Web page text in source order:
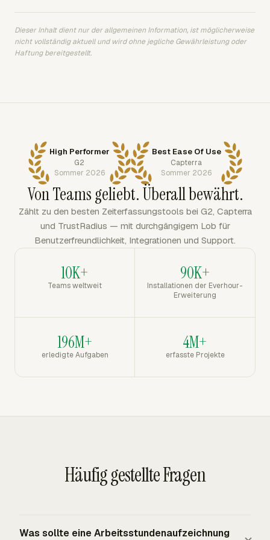
Dieser Inhalt dient nur der allgemeinen Information, ist möglicherweise
nicht vollständig aktuell und wird ohne jegliche Gewährleistung oder
Haftung bereitgestellt.
High Performer
G2
Sommer 2026
Best Ease Of Use
Capterra
Sommer 2026
Von Teams geliebt. Überall bewährt.
Zählt zu den besten Zeiterfassungstools bei G2, Capterra
und TrustRadius — mit durchgängigem Lob für
Benutzerfreundlichkeit, Integrationen und Support.
10K+
Teams weltweit
90K+
Installationen der Everhour-
Erweiterung
196M+
erledigte Aufgaben
4M+
erfasste Projekte
Häufig gestellte Fragen
Was sollte eine Arbeitsstundenaufzeichnung